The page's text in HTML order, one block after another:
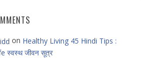
on Healthy Living 45 Hindi Tips :
स्वस्थ जीवन सूत्र